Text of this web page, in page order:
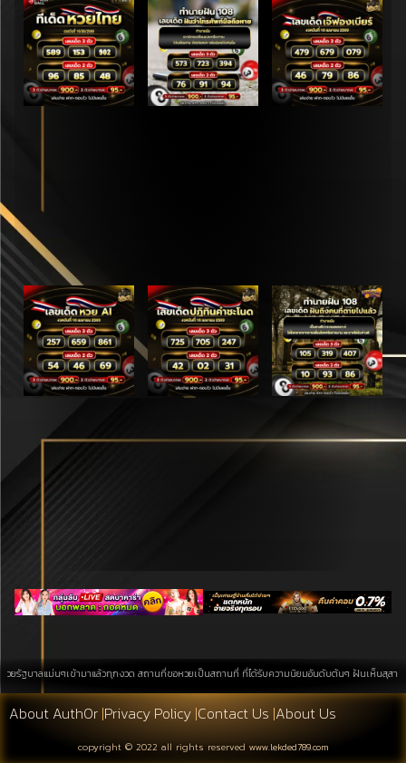
บาลแม่นๆเข้ามาแล้วทุกงวด สถานที่ขอหวยเป็นสถานที่ ที่ได้รับความนิยมอันดับต้นๆ ฝันเห็นสุสา
About Auth0r |Privacy Policy|Contact Us |About Us
copyright © 2022 all rights reserved www.lekded789.com